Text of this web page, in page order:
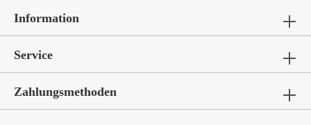
Information
Service
Zahlungsmethoden